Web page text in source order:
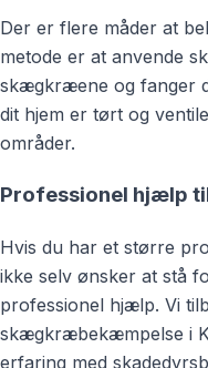
Der er flere måder at
metode er at anvende
skægkræene og fanger
dit hjem er tørt og
områder.
Professionel hjælp
Hvis du har et større
ikke selv ønsker at stå
professionel hjælp. Vi
skægkræbekæmpelse i
erfaring med